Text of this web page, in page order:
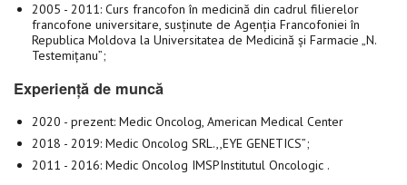
2005 - 2011: Curs francofon în medicină din cadrul filierelor
francofone universitare, susținute de Agenția Francofoniei în
Republica Moldova la Universitatea de Medicină și Farmacie „N.
Testemițanu”;
Experiență de muncă
2020 - prezent: Medic Oncolog, American Medical Center
2018 - 2019: Medic Oncolog SRL.,,EYE GENETICS”;
2011 - 2016: Medic Oncolog IMSPInstitutul Oncologic .